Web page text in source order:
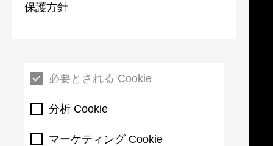
保護方針
必要とされる Cookie
分析 Cookie
マーケティング Cookie